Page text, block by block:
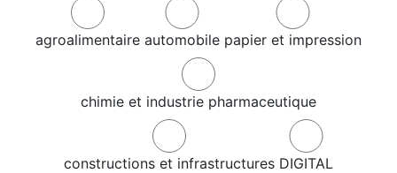
agroalimentaire automobile papier et impression
chimie et industrie pharmaceutique
constructions et infrastructures DIGITAL